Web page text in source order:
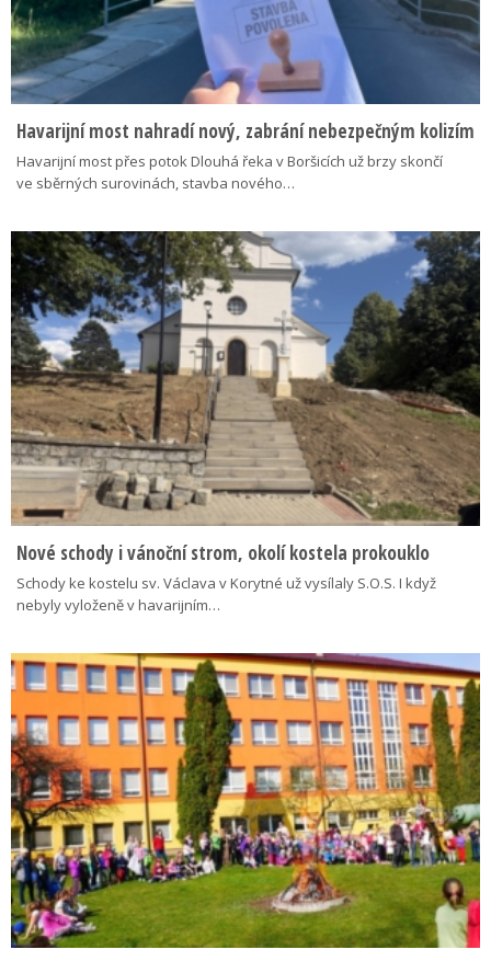
Havarijní most nahradí nový, zabrání nebezpečným kolizím
Havarijní most přes potok Dlouhá řeka v Boršicích už brzy skončí
ve sběrných surovinách, stavba nového…
Nové schody i vánoční strom, okolí kostela prokouklo
Schody ke kostelu sv. Václava v Korytné už vysílaly S.O.S. I když
nebyly vyloženě v havarijním…